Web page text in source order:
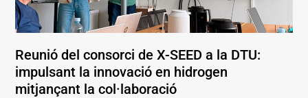
Reunió del consorci de X-SEED a la DTU:
impulsant la innovació en hidrogen
mitjançant la col·laboració